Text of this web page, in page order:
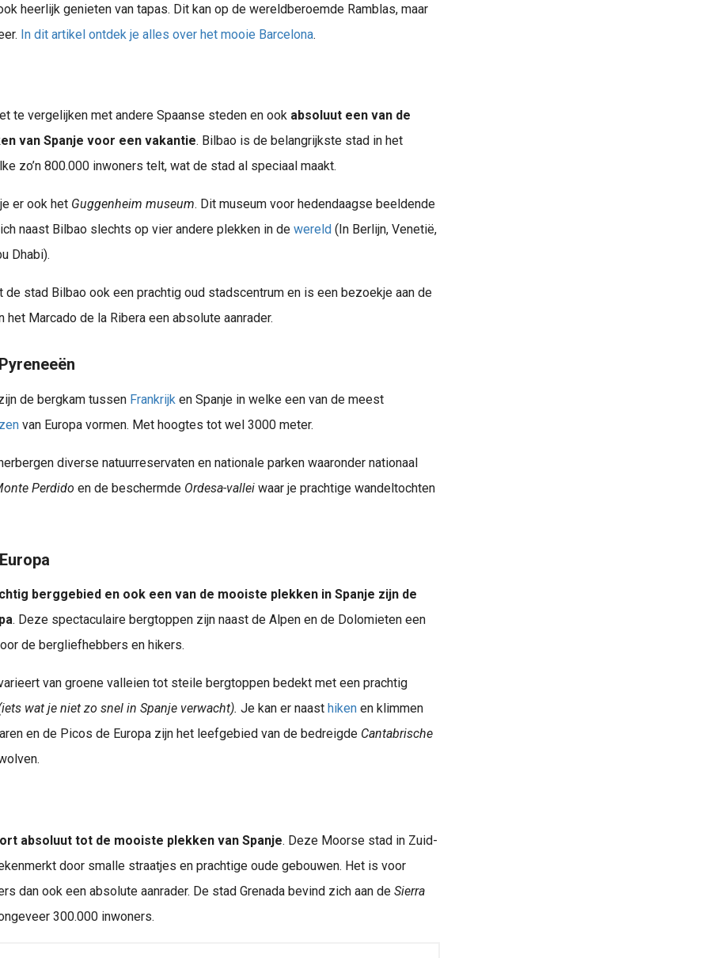
heerlijk genieten van tapas. Dit kan op de wereldberoemde Ramblas, maar
In dit artikel ontdek je alles over het mooie Barcelona.
te vergelijken met andere Spaanse steden en ook absoluut een van de
van Spanje voor een vakantie. Bilbao is de belangrijkste stad in het
zo’n 800.000 inwoners telt, wat de stad al speciaal maakt.
er ook het Guggenheim museum. Dit museum voor hedendaagse beeldende
naast Bilbao slechts op vier andere plekken in de wereld (In Berlijn, Venetië,
Dhabi).
de stad Bilbao ook een prachtig oud stadscentrum en is een bezoekje aan de
het Marcado de la Ribera een absolute aanrader.
de bergkam tussen Frankrijken Spanje in welke een van de meest
van Europa vormen. Met hoogtes tot wel 3000 meter.
diverse natuurreservaten en nationale parken waaronder nationaal
Perdido en de beschermdeOrdesa-valleiwaar je prachtige wandeltochten
berggebied en ook een van de mooiste plekken in Spanje zijn de
. Deze spectaculaire bergtoppen zijn naast de Alpen en de Dolomieten een
de bergliefhebbers en hikers.
van groene valleien tot steile bergtoppen bedekt met een prachtig
wat je niet zo snel in Spanje verwacht). Je kan er naast hikenen klimmen
en de Picos de Europa zijn het leefgebied van de bedreigde Cantabrische
absoluut tot de mooiste plekken van Spanje. Deze Moorse stad in Zuid-
door smalle straatjes en prachtige oude gebouwen. Het is voor
dan ook een absolute aanrader. De stad Grenada bevind zich aan de Sierra
300.000 inwoners.